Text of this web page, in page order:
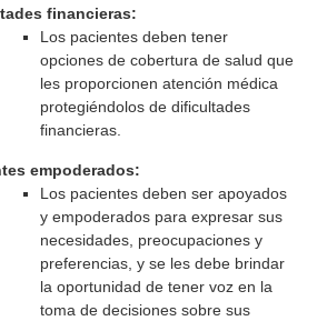
financieras:
Los pacientes deben tener
opciones de cobertura de salud que
les proporcionen atención médica
protegiéndolos de dificultades
financieras.
empoderados:
Los pacientes deben ser apoyados
y empoderados para expresar sus
necesidades, preocupaciones y
preferencias, y se les debe brindar
la oportunidad de tener voz en la
toma de decisiones sobre sus